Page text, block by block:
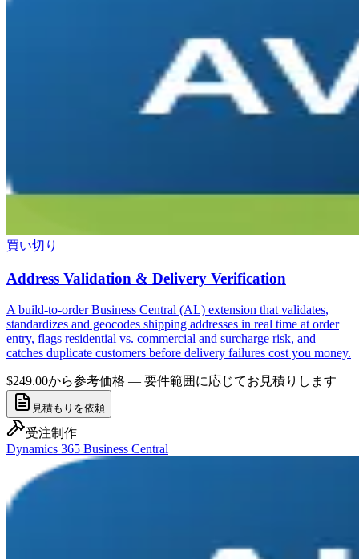
買い切り
Address Validation & Delivery Verification
A build-to-order Business Central (AL) extension that validates,
standardizes and geocodes shipping addresses in real time at order
entry, flags residential vs. commercial and surcharge risk, and
catches duplicate customers before delivery failures cost you money.
$249.00から参考価格 — 要件範囲に応じてお見積りします
見積もりを依頼
受注制作
Dynamics 365 Business Central